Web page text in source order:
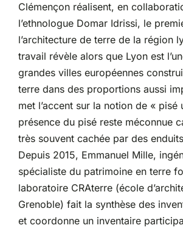
Clémençon réalisent, en
l’ethnologue Domar Idrissi, le
l’architecture de terre de la région
travail révèle alors que Lyon est
grandes villes européennes
terre dans des proportions aussi
met l’accent sur la notion de « pisé
présence du pisé reste méconnue
très souvent cachée par des
Depuis 2015, Emmanuel Mille,
spécialiste du patrimoine en terre
laboratoire CRAterre (école
Grenoble) fait la synthèse des
et coordonne un inventaire